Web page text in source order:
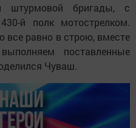
штурмовой бригады, с
й полк мотострелком.
все равно в строю, вместе
поставленные
Чуваш.